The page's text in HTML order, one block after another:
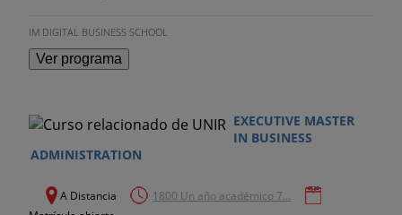
IM DIGITAL BUSINESS SCHOOL
Ver programa
EXECUTIVE MASTER
IN BUSINESS
ADMINISTRATION
A Distancia
1800 Un año académico 7...